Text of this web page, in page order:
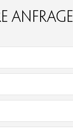
Anfrage